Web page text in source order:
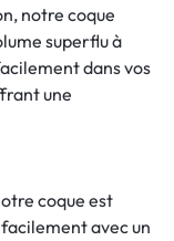
notre coque
superflu à
dans vos
une
coque est
avec un